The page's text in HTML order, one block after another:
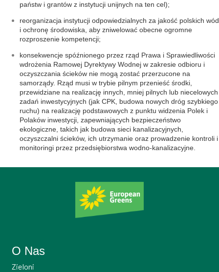
państw i grantów z instytucji unijnych na ten cel);
reorganizacja instytucji odpowiedzialnych za jakość polskich wód
i ochronę środowiska, aby zniwelować obecne ogromne
rozproszenie kompetencji;
konsekwencje spóźnionego przez rząd Prawa i Sprawiedliwości
wdrożenia Ramowej Dyrektywy Wodnej w zakresie odbioru i
oczyszczania ścieków nie mogą zostać przerzucone na
samorządy. Rząd musi w trybie pilnym przenieść środki,
przewidziane na realizację innych, mniej pilnych lub niecelowych
zadań inwestycyjnych (jak CPK, budowa nowych dróg szybkiego
ruchu) na realizację podstawowych z punktu widzenia Polek i
Polaków inwestycji, zapewniających bezpieczeństwo
ekologiczne, takich jak budowa sieci kanalizacyjnych,
oczyszczalni ścieków, ich utrzymanie oraz prowadzenie kontroli i
monitoringi przez przedsiębiorstwa wodno-kanalizacyjne.
O Nas
Zieloni